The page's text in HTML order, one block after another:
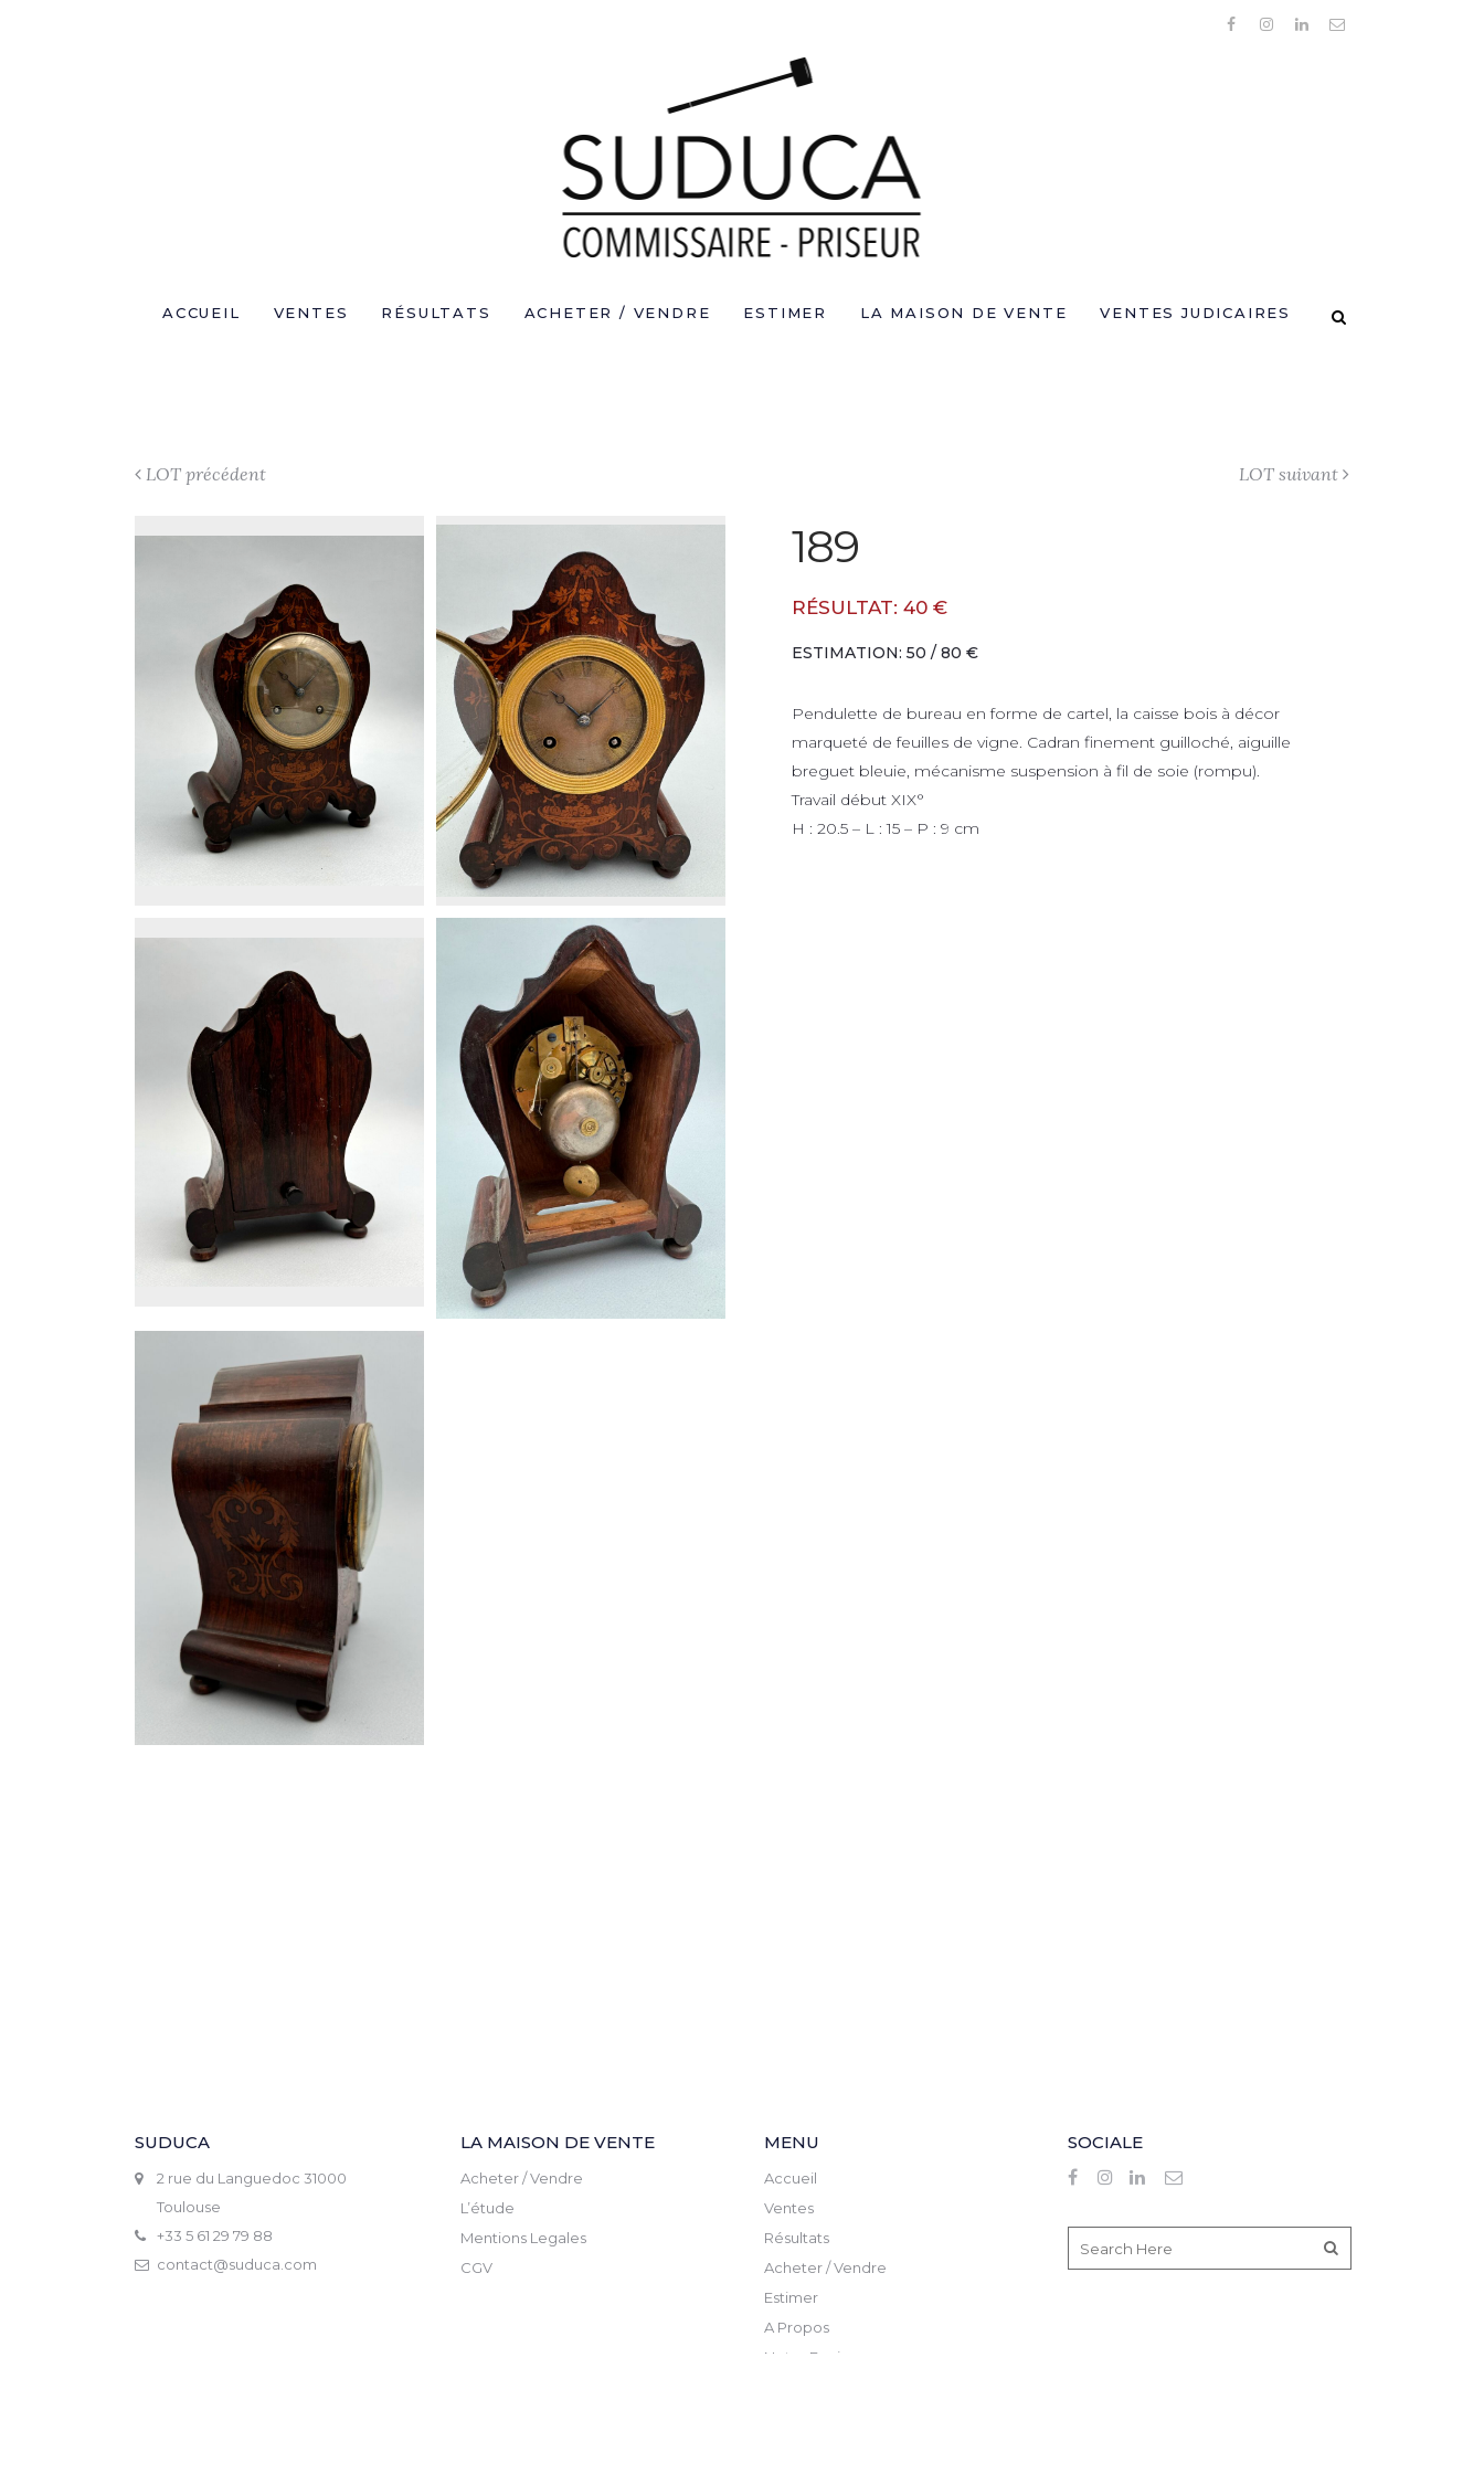
ACCUEIL VENTES RÉSULTATS ACHETER / VENDRE ESTIMER LA MAISON DE VENTE VENTES JUDICAIRES
LOT précédent LOT suivant
189
RÉSULTAT: 40 €
ESTIMATION: 50 / 80 €
Pendulette de bureau en forme de cartel, la caisse bois à décor
marqueté de feuilles de vigne. Cadran finement guilloché, aiguille
breguet bleuie, mécanisme suspension à fil de soie (rompu).
Travail début XIX°
H : 20.5 – L : 15 – P : 9 cm
SUDUCA
2 rue du Languedoc 31000
Toulouse
+33 5 61 29 79 88
contact@suduca.com
LA MAISON DE VENTE
Acheter / Vendre
L’étude
Mentions Legales
CGV
MENU
Accueil
Ventes
Résultats
Acheter / Vendre
Estimer
A Propos
Notre Equipe
SOCIALE